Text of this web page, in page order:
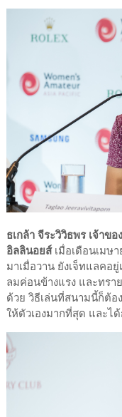
ธเกล้า จีระวิวิธพร เจ้าข
อิลลินอยส์เมื่อเดือนเมษา
มาเมื่อวาน ยังเจ็ทแลคอ
ลมค่อนข้างแรง และทรา
ด้วย วิธีเล่นที่สนามนี้ก็ต้อ
ให้ตัวเองมากที่สุด และไ